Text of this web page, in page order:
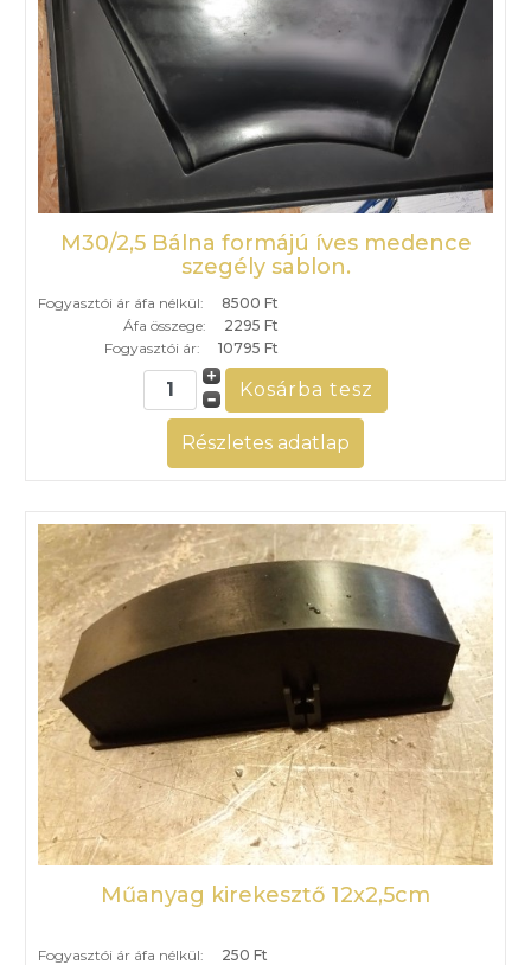
M30/2,5 Bálna formájú íves medence
szegély sablon.
Fogyasztói ár áfa nélkül:
8500 Ft
Áfa összege:
2295 Ft
Fogyasztói ár:
10795 Ft
Részletes adatlap
Műanyag kirekesztő 12x2,5cm
Fogyasztói ár áfa nélkül:
250 Ft